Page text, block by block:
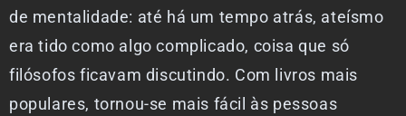
de mentalidade: até há um tempo atrás, ateísmo
era tido como algo complicado, coisa que só
filósofos ficavam discutindo. Com livros mais
populares, tornou-se mais fácil às pessoas